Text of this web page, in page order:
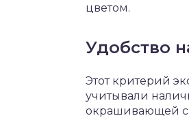
цветом.
Удобство
Этот критерий
учитывали
окрашивающей